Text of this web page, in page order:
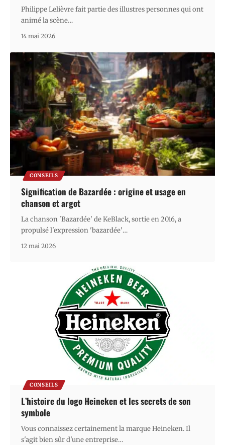
Philippe Lelièvre fait partie des illustres personnes qui ont
animé la scène…
14 mai 2026
CONSEILS
Signification de Bazardée : origine et usage en
chanson et argot
La chanson 'Bazardée' de KeBlack, sortie en 2016, a
propulsé l'expression 'bazardée'…
12 mai 2026
CONSEILS
L’histoire du logo Heineken et les secrets de son
symbole
Vous connaissez certainement la marque Heineken. Il
s'agit bien sûr d'une entreprise…